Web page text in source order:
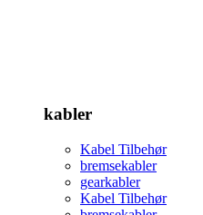
kabler
Kabel Tilbehør
bremsekabler
gearkabler
Kabel Tilbehør